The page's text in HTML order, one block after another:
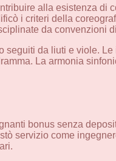
alla esistenza di
i criteri della
da convenzioni
seguiti da liuti e viole. Le
La armonia
bonus senza
servizio come